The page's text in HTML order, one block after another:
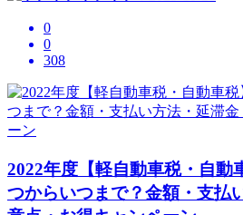
0
0
308
2022年度【軽自動車税・自動
つからいつまで？金額・支払